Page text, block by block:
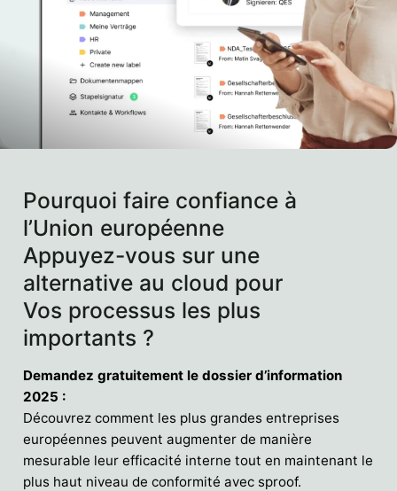
Pourquoi faire confiance à
l’Union européenne
Appuyez-vous sur une
alternative au cloud pour
Vos processus les plus
importants ?
Demandez gratuitement le dossier d’information
2025 :
Découvrez comment les plus grandes entreprises
européennes peuvent augmenter de manière
mesurable leur efficacité interne tout en maintenant le
plus haut niveau de conformité avec sproof.